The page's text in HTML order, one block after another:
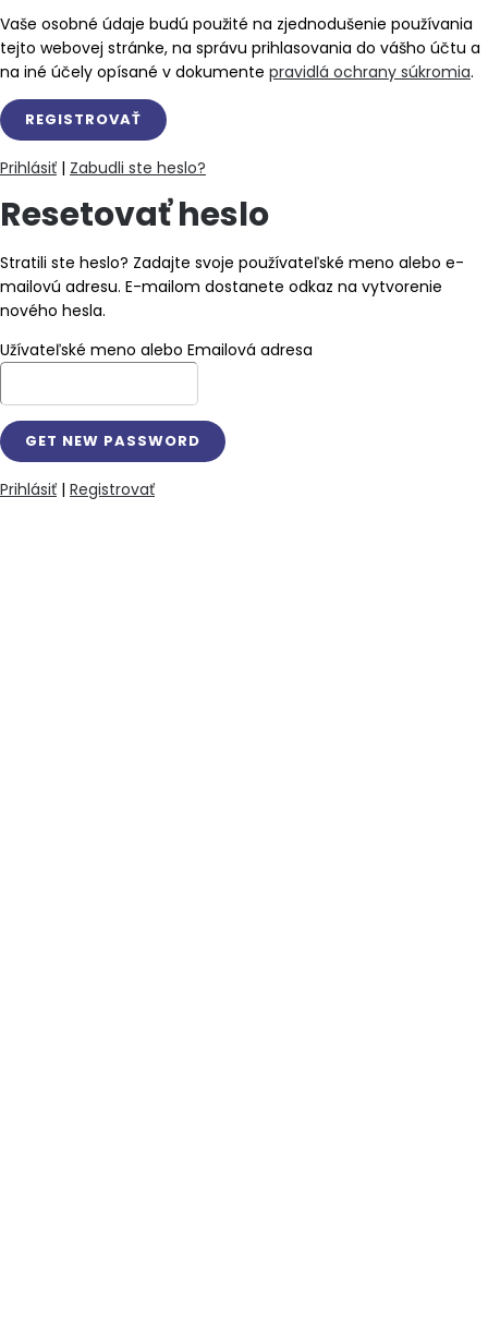
Vaše osobné údaje budú použité na zjednodušenie používania
tejto webovej stránke, na správu prihlasovania do vášho účtu a
na iné účely opísané v dokumente pravidlá ochrany súkromia.
Prihlásiť | Zabudli ste heslo?
Resetovať heslo
Stratili ste heslo? Zadajte svoje používateľské meno alebo e-
mailovú adresu. E-mailom dostanete odkaz na vytvorenie
nového hesla.
Užívateľské meno alebo Emailová adresa
Prihlásiť | Registrovať